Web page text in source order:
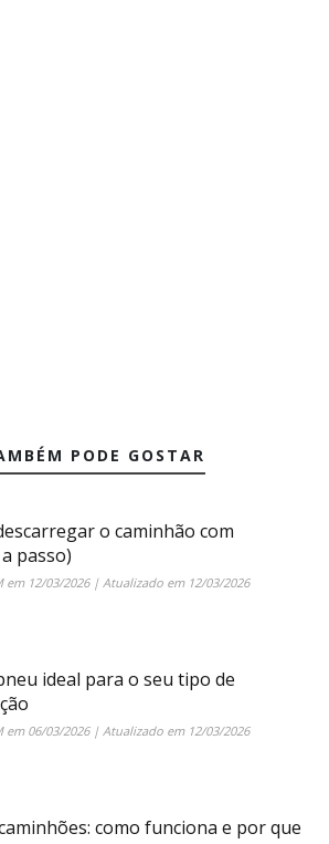
PODE GOSTAR
o caminhão com
passo)
em 12/03/2026| Atualizado em 12/03/2026
ideal para o seu tipo de
em 06/03/2026| Atualizado em 12/03/2026
como funciona e por que